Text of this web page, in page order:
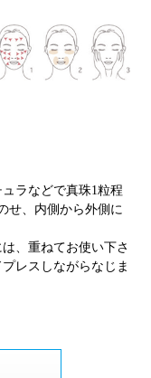
ラなどで真珠1粒程
せ、内側から外側に
、重ねてお使い下さ
レスしながらなじま